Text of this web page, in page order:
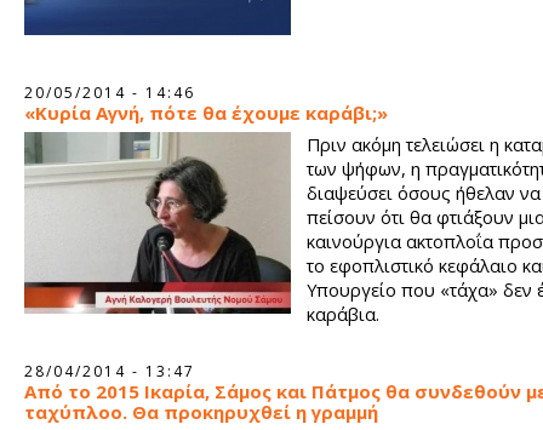
20/05/2014 - 14:46
«Κυρία Αγνή, πότε θα έχουμε καράβι;»
Πριν ακόμη τελειώσει η
των ψήφων, η
διαψεύσει όσους ήθελαν
πείσουν ότι θα φτιάξουν
καινούργια ακτοπλοΐα
το εφοπλιστικό κεφάλαιο
Υπουργείο που «τάχα» δεν
καράβια.
28/04/2014 - 13:47
Από το 2015 Ικαρία, Σάμος και Πάτμος θα συνδεθούν
ταχύπλοο. Θα προκηρυχθεί η γραμμή